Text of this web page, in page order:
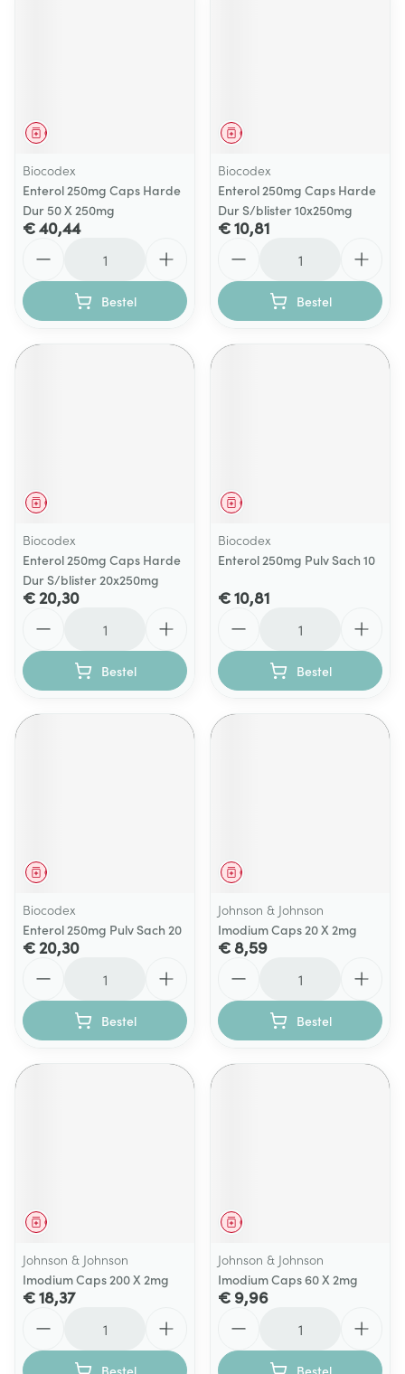
Geneesmiddel
Biocodex
Enterol 250mg Caps Harde
Dur 50 X 250mg
€ 40,44
Bestel
Geneesmiddel
Biocodex
Enterol 250mg Caps Harde
Dur S/blister 10x250mg
€ 10,81
Bestel
Geneesmiddel
Biocodex
Enterol 250mg Caps Harde
Dur S/blister 20x250mg
€ 20,30
Bestel
Geneesmiddel
Biocodex
Enterol 250mg Pulv Sach 10
€ 10,81
Bestel
Geneesmiddel
Biocodex
Enterol 250mg Pulv Sach 20
€ 20,30
Bestel
Geneesmiddel
Johnson & Johnson
Imodium Caps 20 X 2mg
€ 8,59
Bestel
Geneesmiddel
Johnson & Johnson
Imodium Caps 200 X 2mg
€ 18,37
Bestel
Geneesmiddel
Johnson & Johnson
Imodium Caps 60 X 2mg
€ 9,96
Bestel